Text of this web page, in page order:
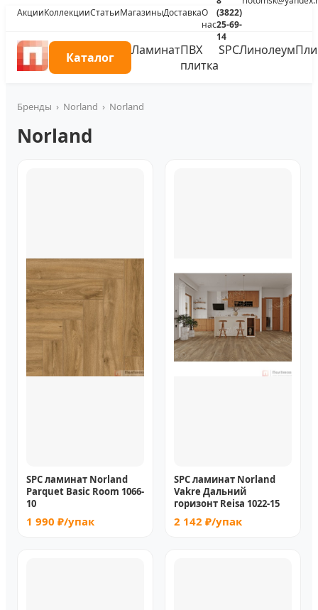
АкцииКоллекцииСтатьиМагазиныДоставкаО
нас
(3822)
25-69-
14
Каталог ЛаминатПВХ
плитка
SPCЛинолеум
Бренды › Norland › Norland
Norland
SPC ламинат Norland
Parquet Basic Room 1066-
10
1 990 ₽/упак
SPC ламинат Norland
Vakre Дальний
горизонт Reisa 1022-15
2 142 ₽/упак